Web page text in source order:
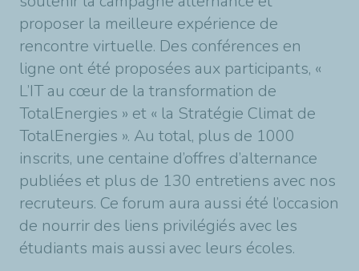
proposer la meilleure expérience de
rencontre virtuelle. Des conférences en
ligne ont été proposées aux participants, «
L’IT au cœur de la transformation de
TotalEnergies » et « la Stratégie Climat de
TotalEnergies ». Au total, plus de 1000
inscrits, une centaine d’offres d’alternance
publiées et plus de 130 entretiens avec nos
recruteurs. Ce forum aura aussi été l’occasion
de nourrir des liens privilégiés avec les
étudiants mais aussi avec leurs écoles.